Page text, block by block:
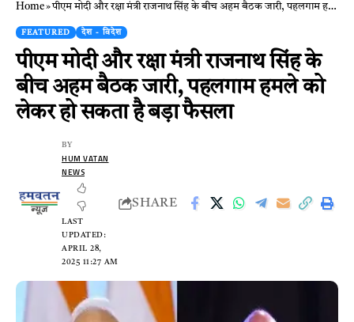
Home»पीएम मोदी और रक्षा मंत्री राजनाथ सिंह के बीच अहम बैठक जारी, पहलगाम हमले को लेकर हो सकता है बड़ा फैसला
FEATURED देश - विदेश
पीएम मोदी और रक्षा मंत्री राजनाथ सिंह के
बीच अहम बैठक जारी, पहलगाम हमले को
लेकर हो सकता है बड़ा फैसला
LAST
UPDATED:
APRIL 28,
2025 11:27 AM
BY
HUM VATAN
NEWS
SHARE